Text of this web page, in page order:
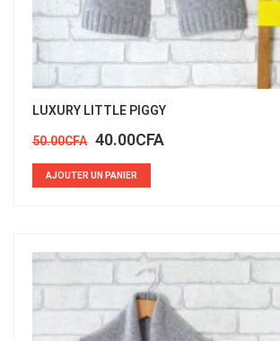
LUXURY LITTLE PIGGY
50.00CFA 40.00CFA
AJOUTER UN PANIER